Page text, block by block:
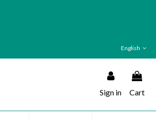
English
Sign in Cart